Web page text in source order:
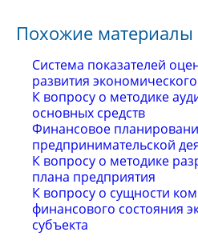
Похожие материалы
Система показателей
развития
К вопросу о методике
основных средств
Финансовое
предпринимательской
К вопросу о методике
плана предприятия
К вопросу о сущности
финансового состояния
субъекта